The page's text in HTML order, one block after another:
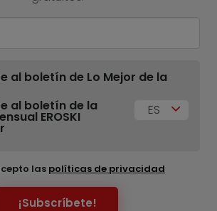
al boletín de Lo Mejor de la
al boletín de la
EROSKI ES
las políticas de privacidad
¡Subscríbete!